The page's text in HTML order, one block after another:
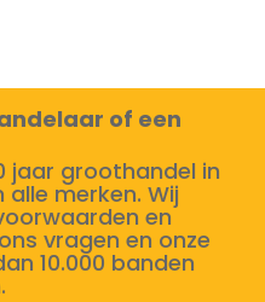
of een
jaar groothandel in
merken. Wij
en
vragen en onze
10.000 banden